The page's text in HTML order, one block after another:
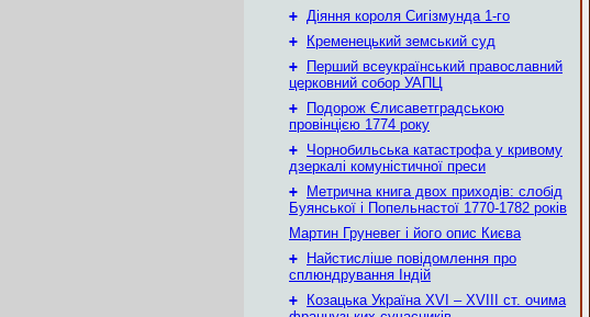
+ Діяння короля Сигізмунда 1-го
+
Кременецький земський суд
+
Перший всеукраїнський православний
церковний собор УАПЦ
+
Подорож Єлисаветградською
провінцією 1774 року
+ Чорнобильська катастрофа у кривому
дзеркалі комуністичної преси
+
Метрична книга двох приходів: слобід
Буянської і Попельнастої 1770-1782 років
Мартин Груневег і його опис Києва
+
Найстисліше повідомлення про
сплюндрування Індій
+
Козацька Україна ХVІ – ХVІІІ ст. очима